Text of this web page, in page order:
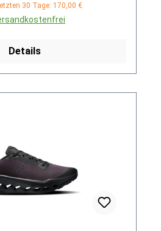
30 Tage: 170,00 €
Details